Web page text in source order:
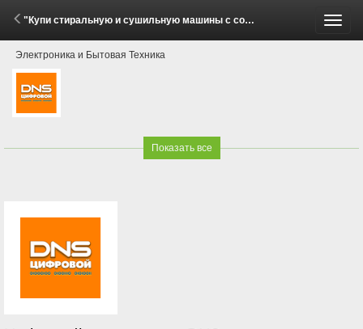
"Купи стиральную и сушильную машины с соединительным элементом Midea — получи скидку 20%!" (1 - 31 Мая 2026)
Электроника и Бытовая Техника
Показать все